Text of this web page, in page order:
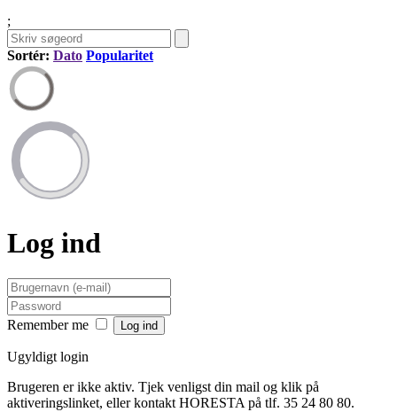
;
Sortér: Dato Popularitet
Log ind
Remember me
Ugyldigt login
Brugeren er ikke aktiv. Tjek venligst din mail og klik på
aktiveringslinket, eller kontakt HORESTA på tlf. 35 24 80 80.